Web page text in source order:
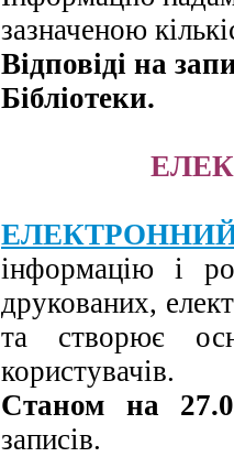
зазначеною
Відповіді на
Бібліотеки.
інформацію і
друкованих,
та створює
користувачів.
Станом на
записів.